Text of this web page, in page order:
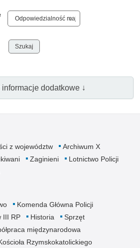
informacje dodatkowe ↓
z województw
Archiwum X
Zaginieni
Lotnictwo Policji
Komenda Główna Policji
III RP Historia
Sprzęt
międzynarodowa
Rzymskokatolickiego